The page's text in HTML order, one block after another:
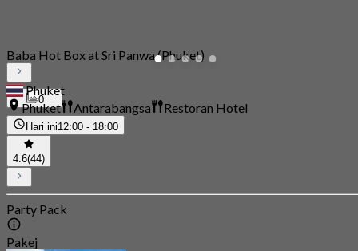
0
Baba Hot Box at Sri Panwa (Phuket)
Phuket
Phuket
Antarabangsa Restoran Hotel
Hari ini12:00 - 18:00
4.6(44)
Party Pack
Pakej